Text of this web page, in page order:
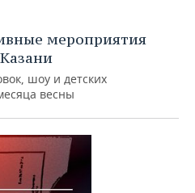
мероприятия
шоу и детских
весны